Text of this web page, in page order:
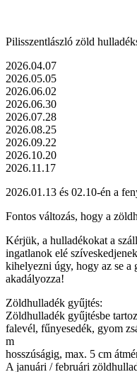
Pilisszentlászló zöld
2026.04.07
2026.05.05
2026.06.02
2026.06.30
2026.07.28
2026.08.25
2026.09.22
2026.10.20
2026.11.17
2026.01.13 és 02.10-én a
Fontos változás, hogy a
Kérjük, a hulladékokat a
ingatlanok elé szíveskedjenek
kihelyezni úgy, hogy az se a
akadályozza!
Zöldhulladék gyűjtés:
Zöldhulladék gyűjtésbe
falevél, fűnyesedék, gyom
m
hosszúságig, max. 5 cm
A januári / februári